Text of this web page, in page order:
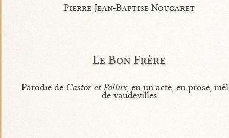
Pierre Jean-Baptise Nougaret
Le Bon Frère
Parodie de Castor et Pollux, en un acte, en prose,
de vaudevilles